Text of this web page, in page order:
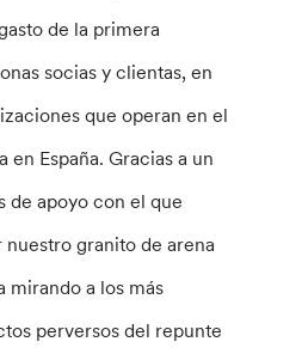
de la primera
socias y clientas, en
que operan en el
en España. Gracias a un
de apoyo con el que
granito de arena
mirando a los más
perversos del repunte